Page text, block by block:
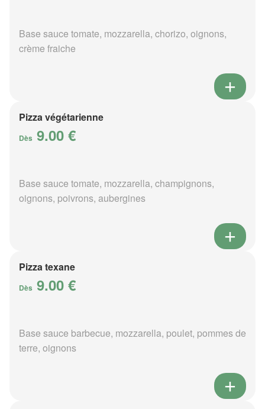
Base sauce tomate, mozzarella, chorizo, oignons,
crème fraiche
Pizza végétarienne
Dès 9.00 €
Base sauce tomate, mozzarella, champignons,
oignons, poivrons, aubergines
Pizza texane
Dès 9.00 €
Base sauce barbecue, mozzarella, poulet, pommes de
terre, oignons